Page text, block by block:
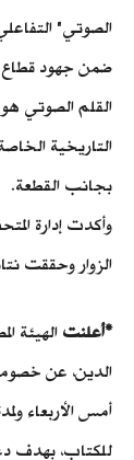
الصوتي"
ضمن جهود قطاع
القلم الصوتي
التاريخية
بجانب القطعة.
وأكدت إدارة
الزوار وحققت
*أعلنت الهيئة
أمس الأربعاء
للكتاب، بهدف